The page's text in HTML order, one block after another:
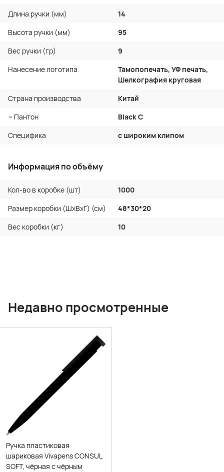
Длина ручки (мм)
14
Высота ручки (мм)
95
Вес ручки (гр)
9
Нанесение логотипа
Тамопопечать, УФ печать,
Шелкография круговая
Страна производства
Китай
~ Пантон
Black C
Специфика
с широким клипом
Информация по объёму
Кол-во в коробке (шт)
1000
Размер коробки (ШхВхГ) (см)
48*30*20
Вес коробки (кг)
10
Недавно просмотренные
Ручка пластиковая
шариковая Vivapens CONSUL
SOFT, чёрная с чёрным